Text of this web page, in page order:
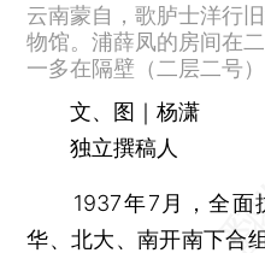
云南蒙自，歌胪士洋行
物馆。浦薛凤的房间在
一多在隔壁（二层二号）
文、图｜杨潇
独立撰稿人
1937年7月，全面
华、北大、南开南下合